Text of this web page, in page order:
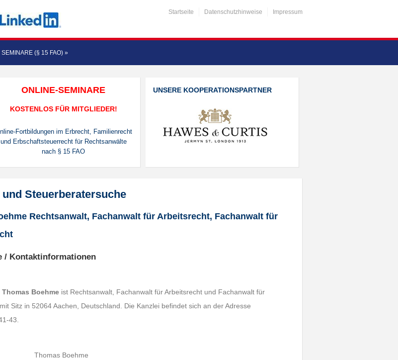
Startseite Datenschutzhinweise Impressum
SEMINARE (§ 15 FAO) »
ONLINE-SEMINARE
KOSTENLOS FÜR MITGLIEDER!
Fortbildungen im Erbrecht, Familienrecht
und Erbschaftsteuerrecht für Rechtsanwälte
nach § 15 FAO
UNSERE KOOPERATIONSPARTNER
Steuerberatersuche
Rechtsanwalt, Fachanwalt für Arbeitsrecht, Fachanwalt für
/ Kontaktinformationen
Thomas Boehme ist Rechtsanwalt, Fachanwalt für Arbeitsrecht und Fachanwalt für
Sitz in 52064 Aachen, Deutschland. Die Kanzlei befindet sich an der Adresse
43.
Thomas Boehme